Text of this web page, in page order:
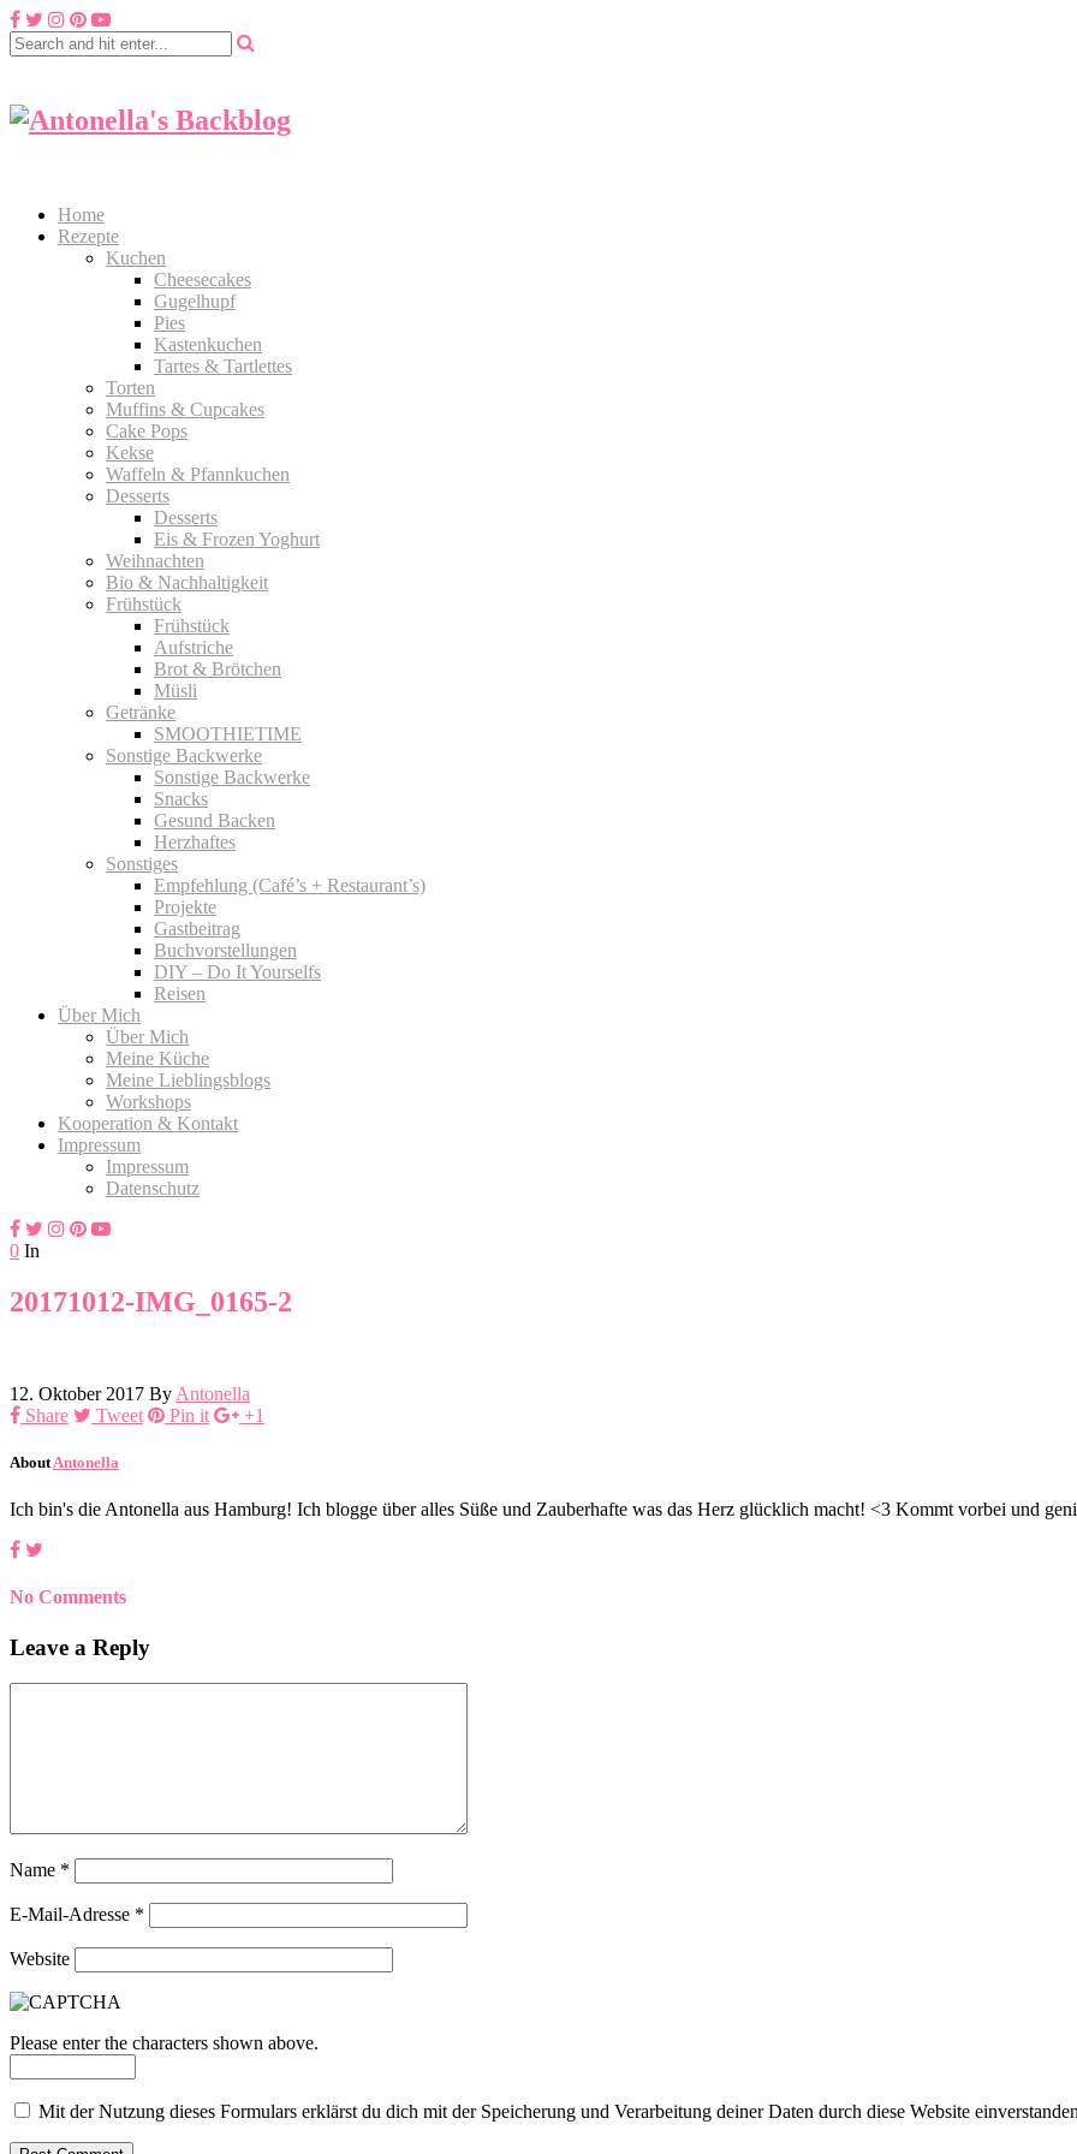
Home
Rezepte
Kuchen
Cheesecakes
Gugelhupf
Pies
Kastenkuchen
Tartes & Tartlettes
Torten
Muffins & Cupcakes
Cake Pops
Kekse
Waffeln & Pfannkuchen
Desserts
Desserts
Eis & Frozen Yoghurt
Weihnachten
Bio & Nachhaltigkeit
Frühstück
Frühstück
Aufstriche
Brot & Brötchen
Müsli
Getränke
SMOOTHIETIME
Sonstige Backwerke
Sonstige Backwerke
Snacks
Gesund Backen
Herzhaftes
Sonstiges
Empfehlung (Café’s + Restaurant’s)
Projekte
Gastbeitrag
Buchvorstellungen
DIY – Do It Yourselfs
Reisen
Über Mich
Über Mich
Meine Küche
Meine Lieblingsblogs
Workshops
Kooperation & Kontakt
Impressum
Impressum
Datenschutz
0 In
20171012-IMG_0165-2
12. Oktober 2017 By Antonella
Share
Tweet Pin it +1
About Antonella
Ich bin's die Antonella aus Hamburg! Ich blogge über alles Süße und Zauberhafte was das Herz glücklich macht! <3 Kommt vorbei und
No Comments
Leave a Reply
Name *
E-Mail-Adresse *
Website
Please enter the characters shown above.
Mit der Nutzung dieses Formulars erklärst du dich mit der Speicherung und Verarbeitung deiner Daten durch diese Website